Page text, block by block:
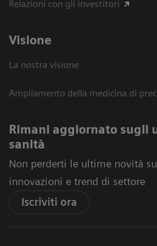
Relazioni con gli investitori
Visione
La nostra visione
Ampliamento della medicina di
Rimani aggiornato sugli
sanità
Non perderti le ultime novità
innovazioni e trend di settore
Iscriviti ora